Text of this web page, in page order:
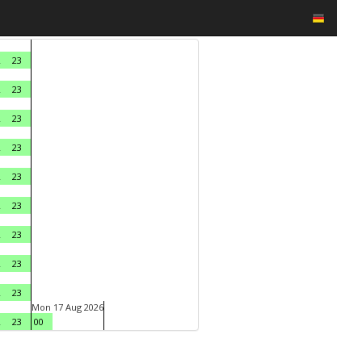
23
23
23
23
23
23
23
23
23
23
Mon 17 Aug 2026
00